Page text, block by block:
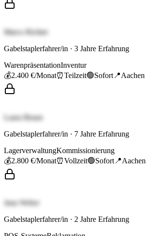
Marco Richter
Gabelstaplerfahrer/in · 3 Jahre Erfahrung
WarenpräsentationInventur
💰2.400 €/Monat⏰Teilzeit🟢Sofort 📍Aachen
Laura Braun
Gabelstaplerfahrer/in · 7 Jahre Erfahrung
LagerverwaltungKommissionierung
💰2.800 €/Monat⏰Vollzeit🟢Sofort 📍Aachen
Jana Weber
Gabelstaplerfahrer/in · 2 Jahre Erfahrung